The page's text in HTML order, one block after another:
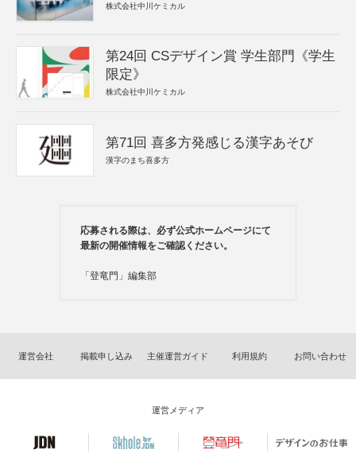
株式会社中川ケミカル
第24回 CSデザイン賞 学生部門《学生
限定》
株式会社中川ケミカル
第71回 喜多方発感じる漢字あそび
漢字のまち喜多方
応募される際は、必ず公式ホームページにて
最新の開催情報をご確認ください。
「登竜門」編集部
運営会社 掲載申し込み 主催運営ガイド 利用規約 お問い合わせ
運営メディア